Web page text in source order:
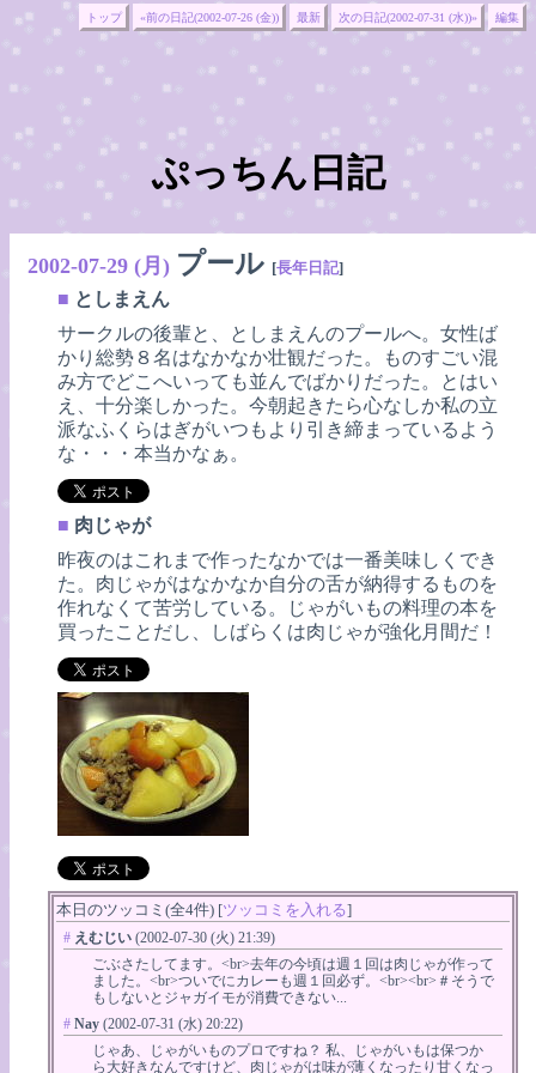
トップ «前の日記(2002-07-26 (金)) 最新 次の日記(2002-07-31 (水))» 編集
ぷっちん日記
2002-07-29 (月) プール [長年日記]
■ としまえん
サークルの後輩と、としまえんのプールへ。女性ば
かり総勢８名はなかなか壮観だった。ものすごい混
み方でどこへいっても並んでばかりだった。とはい
え、十分楽しかった。今朝起きたら心なしか私の立
派なふくらはぎがいつもより引き締まっているよう
な・・・本当かなぁ。
■ 肉じゃが
昨夜のはこれまで作ったなかでは一番美味しくでき
た。肉じゃがはなかなか自分の舌が納得するものを
作れなくて苦労している。じゃがいもの料理の本を
買ったことだし、しばらくは肉じゃが強化月間だ！
本日のツッコミ(全4件) [ツッコミを入れる]
# えむじい (2002-07-30 (火) 21:39)
ごぶさたしてます。<br>去年の今頃は週１回は肉じゃが作って
ました。<br>ついでにカレーも週１回必ず。<br><br>＃そうで
もしないとジャガイモが消費できない...
# Nay (2002-07-31 (水) 20:22)
じゃあ、じゃがいものプロですね？ 私、じゃがいもは保つか
ら大好きなんですけど、肉じゃがは味が薄くなったり甘くなっ